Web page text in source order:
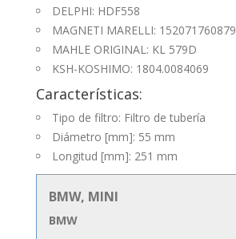
DELPHI: HDF558
MAGNETI MARELLI: 152071760879
MAHLE ORIGINAL: KL 579D
KSH-KOSHIMO: 1804.0084069
Características:
Tipo de filtro: Filtro de tubería
Diámetro [mm]: 55 mm
Longitud [mm]: 251 mm
BMW, MINI
BMW